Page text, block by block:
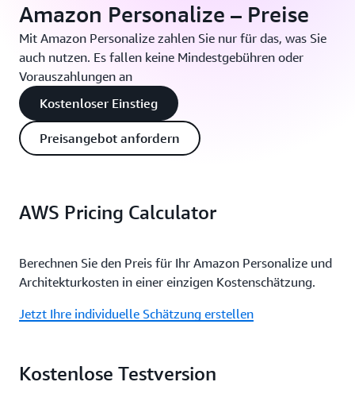
Amazon Personalize – Preise
Mit Amazon Personalize zahlen Sie nur für das, was Sie
auch nutzen. Es fallen keine Mindestgebühren oder
Vorauszahlungen an
Kostenloser Einstieg
Preisangebot anfordern
AWS Pricing Calculator
Berechnen Sie den Preis für Ihr Amazon Personalize und
Architekturkosten in einer einzigen Kostenschätzung.
Jetzt Ihre individuelle Schätzung erstellen
Kostenlose Testversion